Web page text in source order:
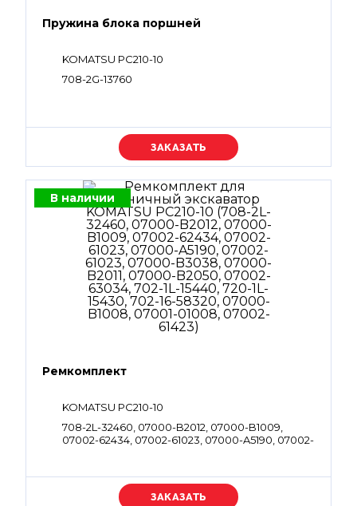
Пружина блока поршней
KOMATSU PC210-10
708-2G-13760
Уточняйте цену
В наличии
Ремкомплект
KOMATSU PC210-10
708-2L-32460, 07000-B2012, 07000-B1009,
07002-62434, 07002-61023, 07000-A5190, 07002-
702-16-58320, 07000-B1008, 07001-01008,
07002-61423
Уточняйте цену